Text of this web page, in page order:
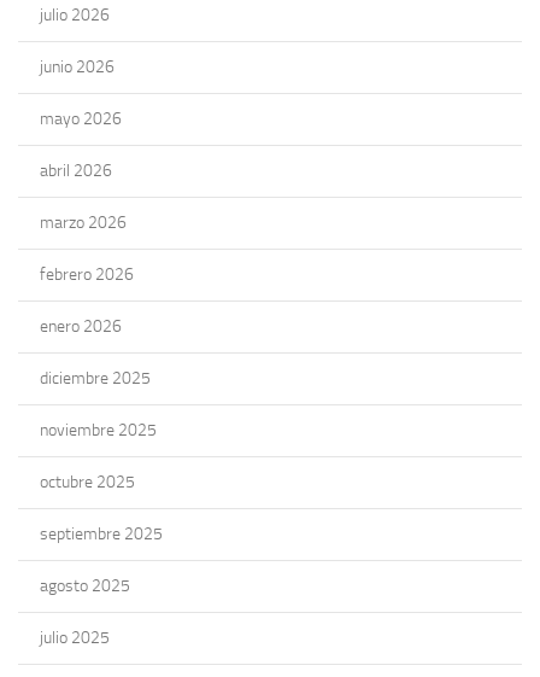
julio 2026
junio 2026
mayo 2026
abril 2026
marzo 2026
febrero 2026
enero 2026
diciembre 2025
noviembre 2025
octubre 2025
septiembre 2025
agosto 2025
julio 2025